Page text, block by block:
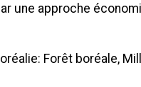
une approche
Forêt boréale,